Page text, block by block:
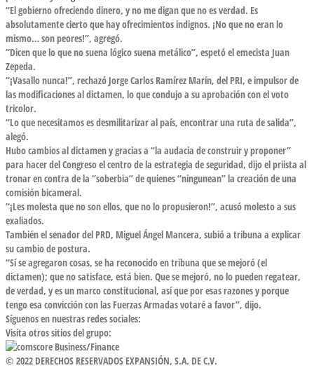
“El gobierno ofreciendo dinero, y no me digan que no es verdad. Es
absolutamente cierto que hay ofrecimientos indignos. ¡No que no eran lo
mismo… son peores!”, agregó.
“Dicen que lo que no suena lógico suena metálico”, espetó el emecista Juan
Zepeda.
“¡Vasallo nunca!”, rechazó Jorge Carlos Ramírez Marín, del PRI, e impulsor de
las modificaciones al dictamen, lo que condujo a su aprobación con el voto
tricolor.
“Lo que necesitamos es desmilitarizar al país, encontrar una ruta de salida”,
alegó.
Hubo cambios al dictamen y gracias a “la audacia de construir y proponer”
para hacer del Congreso el centro de la estrategia de seguridad, dijo el priista al
tronar en contra de la “soberbia” de quienes “ningunean” la creación de una
comisión bicameral.
“¡Les molesta que no son ellos, que no lo propusieron!”, acusó molesto a sus
exaliados.
También el senador del PRD, Miguel Ángel Mancera, subió a tribuna a explicar
su cambio de postura.
“Sí se agregaron cosas, se ha reconocido en tribuna que se mejoró (el
dictamen); que no satisface, está bien. Que se mejoró, no lo pueden regatear,
de verdad, y es un marco constitucional, así que por esas razones y porque
tengo esa convicción con las Fuerzas Armadas votaré a favor”, dijo.
Síguenos en nuestras redes sociales:
Visita otros sitios del grupo:
Business/Finance
© 2022 DERECHOS RESERVADOS EXPANSIÓN, S.A. DE C.V.